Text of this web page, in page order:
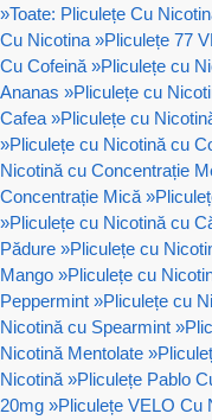
»Toate: Pliculețe Cu
Cu Nicotina »Pliculețe 77
Cu Cofeină »Pliculețe cu
Ananas »Pliculețe cu
Cafea »Pliculețe cu
»Pliculețe cu Nicotină cu
Nicotină cu Concentrație
Concentrație Mică »
»Pliculețe cu Nicotină cu
Pădure »Pliculețe cu
Mango »Pliculețe cu
Peppermint »Pliculețe cu
Nicotină cu Spearmint »
Nicotină Mentolate »
Nicotină »Pliculețe Pablo
20mg »Pliculețe VELO Cu